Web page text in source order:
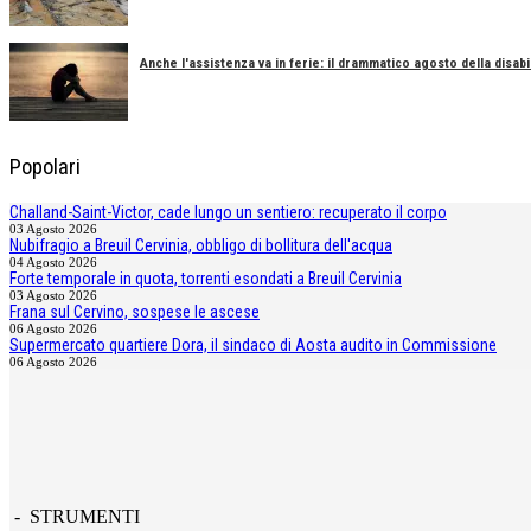
Anche l'assistenza va in ferie: il drammatico agosto della
Popolari
Challand-Saint-Victor, cade lungo un sentiero: recuperato il corpo
03 Agosto 2026
Nubifragio a Breuil Cervinia, obbligo di bollitura dell'acqua
04 Agosto 2026
Forte temporale in quota, torrenti esondati a Breuil Cervinia
03 Agosto 2026
Frana sul Cervino, sospese le ascese
06 Agosto 2026
Supermercato quartiere Dora, il sindaco di Aosta audito in Commissione
06 Agosto 2026
- STRUMENTI